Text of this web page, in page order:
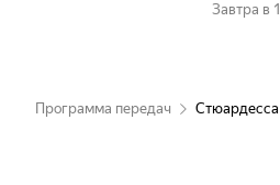
Завтра в
Программа передач Стюардесса